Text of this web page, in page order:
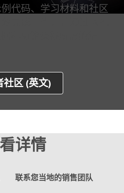
代码、学习材料和社区
区 (英文)
详情
联系您当地的销售团队